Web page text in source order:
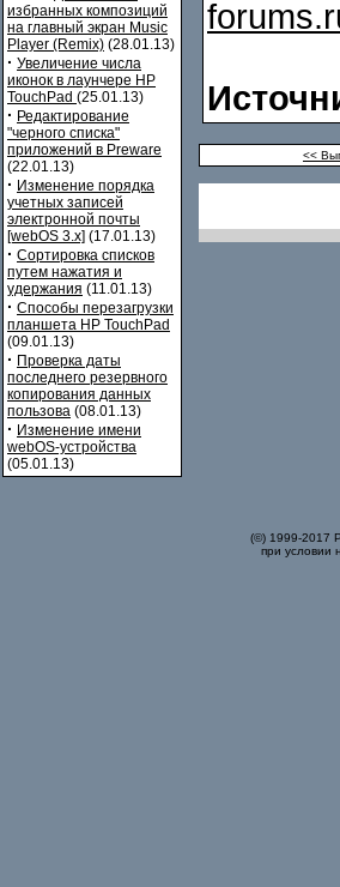
избранных композиций
на главный экран Music
Player (Remix) (28.01.13)
· Увеличение числа
иконок в лаунчере HP
TouchPad (25.01.13)
· Редактирование
"черного списка"
приложений в Preware
(22.01.13)
· Изменение порядка
учетных записей
электронной почты
[webOS 3.x] (17.01.13)
· Сортировка списков
путем нажатия и
удержания (11.01.13)
· Способы перезагрузки
планшета HP TouchPad
(09.01.13)
· Проверка даты
последнего резервного
копирования данных
пользова (08.01.13)
· Изменение имени
webOS-устройства
(05.01.13)
<<
(©) 1999-2017
при условии